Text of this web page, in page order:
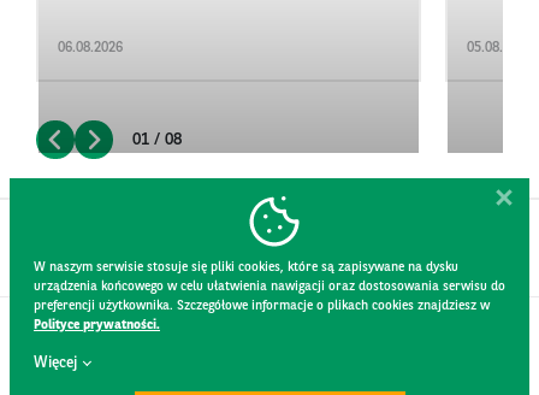
06.08.2026 05.08.2026
01 / 08
W naszym serwisie stosuje się pliki cookies, które są zapisywane na dysku
urządzenia końcowego w celu ułatwienia nawigacji oraz dostosowania serwisu do
preferencji użytkownika. Szczegółowe informacje o plikach cookies znajdziesz w
Polityce prywatności.
Więcej
KONTAKT
REGULAMIN STRONY